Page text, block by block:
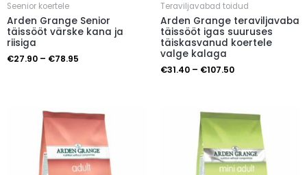
Seenior koertele
Arden Grange Senior
täissööt värske kana ja
riisiga
€27.90 – €78.95
Teraviljavabad toidud
Arden Grange teraviljavaba
täissööt igas suuruses
täiskasvanud koertele
valge kalaga
€31.40 – €107.50